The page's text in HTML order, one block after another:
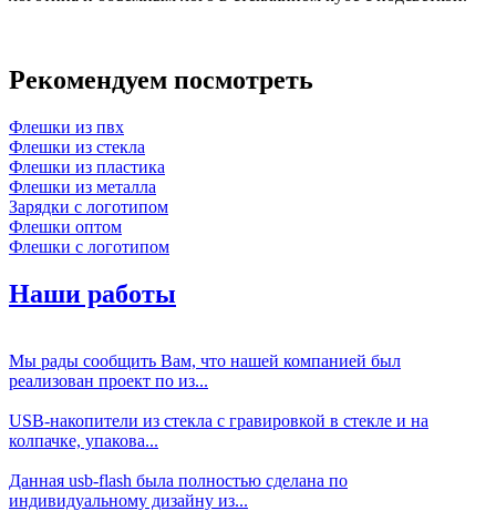
Рекомендуем посмотреть
Флешки из пвх
Флешки из стекла
Флешки из пластика
Флешки из металла
Зарядки с логотипом
Флешки оптом
Флешки с логотипом
Наши работы
Мы рады сообщить Вам, что нашей компанией был
реализован проект по из...
USB-накопители из стекла с гравировкой в стекле и на
колпачке, упакова...
Данная usb-flash была полностью сделана по
индивидуальному дизайну из...